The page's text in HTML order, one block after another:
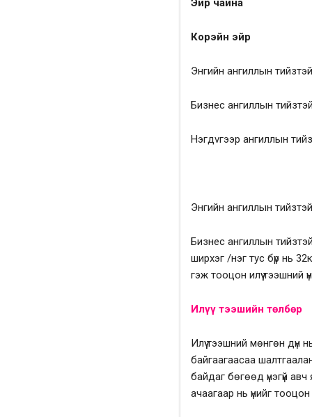
Эйр чайна
Корэйн эйр
Энгийн ангиллын
Бизнес ангиллын
Нэгдvгээр ангиллын
Энгийн ангиллын
Бизнес ангиллын
ширхэг /нэг тус бүр нь
гэж тооцон илүү тээшний
Илүү тээшийн төлбөр
Илүү тээшний мөнгөн дүн
байгаагаасаа
байдаг бөгөөд үнэгүй
ачаагаар нь үнийг